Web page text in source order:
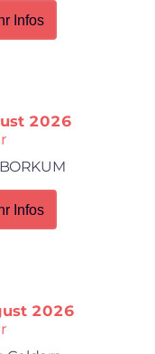
Infos
2026
BORKUM
Infos
2026